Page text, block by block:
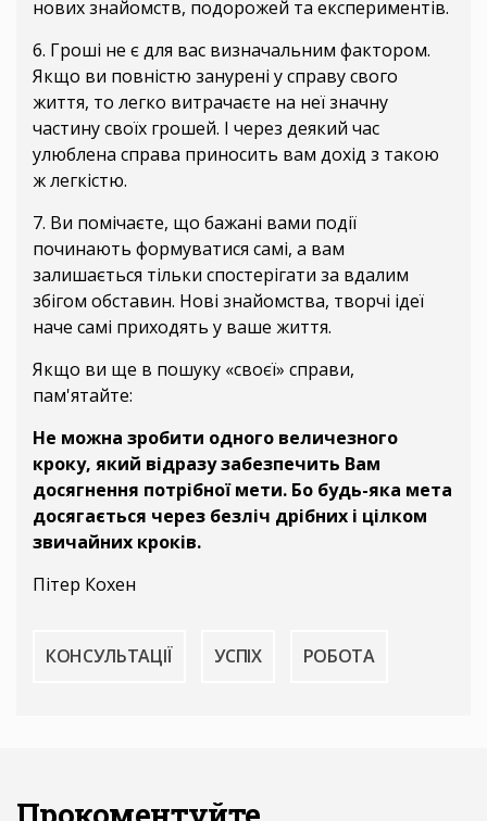
нових знайомств, подорожей та експериментів.
6. Гроші не є для вас визначальним фактором.
Якщо ви повністю занурені у справу свого
життя, то легко витрачаєте на неї значну
частину своїх грошей. І через деякий час
улюблена справа приносить вам дохід з такою
ж легкістю.
7. Ви помічаєте, що бажані вами події
починають формуватися самі, а вам
залишається тільки спостерігати за вдалим
збігом обставин. Нові знайомства, творчі ідеї
наче самі приходять у ваше життя.
Якщо ви ще в пошуку «своєї» ​​справи,
пам'ятайте:
Не можна зробити одного величезного
кроку, який відразу забезпечить Вам
досягнення потрібної мети. Бо будь-яка мета
досягається через безліч дрібних і цілком
звичайних кроків.
Пітер Кохен
КОНСУЛЬТАЦІЇ УСПІХ РОБОТА